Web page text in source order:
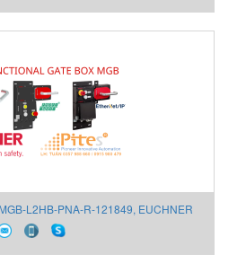
L2HB-PNA-R-121849, EUCHNER
- EUCHNER Vietnam